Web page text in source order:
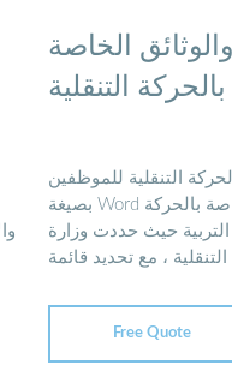
الخاصة
التنقلية للموظفين
بصيغة Word كل الاستمارات والوثائق الخاصة بالحركة
حيث حددت وزارة
، مع تحديد قائمة
Free Quote